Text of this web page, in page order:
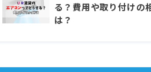
る？費用や取り付けの
は？